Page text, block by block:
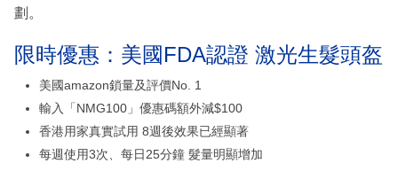
劃。
限時優惠：美國FDA認證 激光生髮頭盔
美國amazon鎖量及評價No. 1
輸入「NMG100」優惠碼額外減$100
香港用家真實試用 8週後效果已經顯著
每週使用3次、每日25分鐘 髮量明顯增加